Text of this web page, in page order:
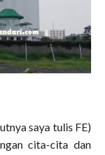
saya tulis FE)
cita-cita dan